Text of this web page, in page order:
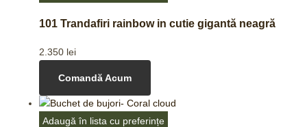
101 Trandafiri rainbow in cutie gigantă neagră
2.350 lei
Comandă Acum
Adaugă în lista cu preferințe